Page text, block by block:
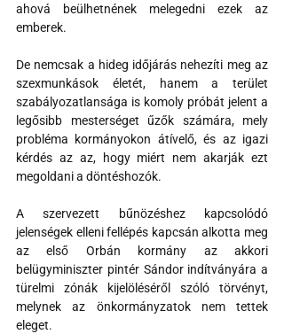
ahová beülhetnének melegedni ezek az
emberek.
De nemcsak a hideg időjárás nehezíti meg az
szexmunkások életét, hanem a terület
szabályozatlansága is komoly próbát jelent a
legősibb mesterséget űzők számára, mely
probléma kormányokon átívelő, és az igazi
kérdés az az, hogy miért nem akarják ezt
megoldani a döntéshozók.
A szervezett bűnözéshez kapcsolódó
jelenségek elleni fellépés kapcsán alkotta meg
az első Orbán kormány az akkori
belügyminiszter pintér Sándor indítványára a
türelmi zónák kijelöléséről szóló törvényt,
melynek az önkormányzatok nem tettek
eleget.